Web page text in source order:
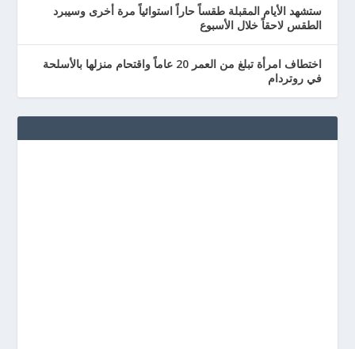
ستشهد الأيام المقبلة طقساً حاراً استوائياً مرة أخرى وسيبرد
الطقس لاحقاً خلال الأسبوع
اختطاف امرأة تبلغ من العمر 20 عاماً واقتحام منزلها بالأسلحة
في روتردام